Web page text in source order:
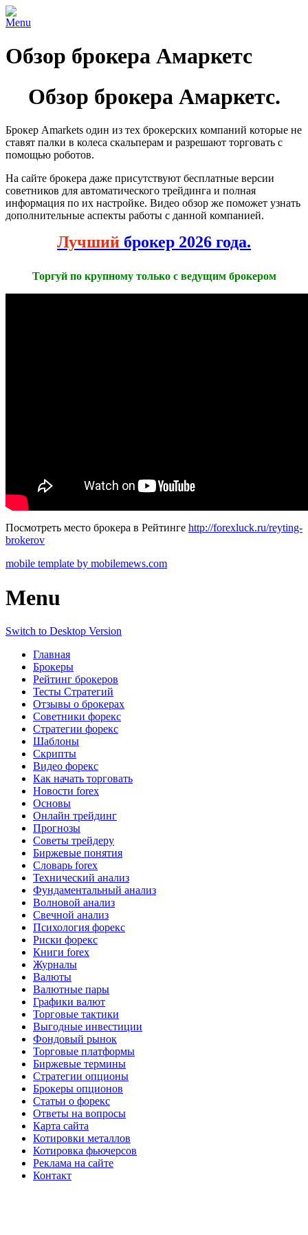
Menu
Обзор брокера Амаркетс
Обзор брокера Амаркетс.
Брокер Amarkets один из тех брокерских компаний которые не
ставят палки в колеса скальперам и разрешают торговать с
помощью роботов.
На сайте брокера даже присутствуют бесплатные версии
советников для автоматического трейдинга и полная
информация по их настройке. Видео обзор же поможет узнать
дополнительные аспекты работы с данной компанией.
Лучший брокер 2026 года.
Торгуй по крупному только с ведущим брокером
Посмотреть место брокера в Рейтинге http://forexluck.ru/reyting-
brokerov
mobile template by mobilemews.com
Menu
Switch to Desktop Version
Главная
Брокеры
Рейтинг брокеров
Тесты Стратегий
Отзывы о брокерах
Советники форекс
Стратегии форекс
Шаблоны
Скрипты
Видео форекс
Как начать торговать
Новости forex
Основы
Онлайн трейдинг
Прогнозы
Советы трейдеру
Биржевые понятия
Словарь forex
Технический анализ
Фундаментальный анализ
Волновой анализ
Свечной анализ
Психология форекс
Риски форекс
Книги forex
Журналы
Валюты
Валютные пары
Графики валют
Торговые тактики
Выгодные инвестиции
Фондовый рынок
Торговые платформы
Биржевые термины
Стратегии опционы
Брокеры опционов
Статьи о форекс
Ответы на вопросы
Карта сайта
Котировки металлов
Котировка фьючерсов
Реклама на сайте
Контакт